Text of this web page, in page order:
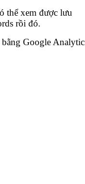
thể xem được lưu
rồi đó.